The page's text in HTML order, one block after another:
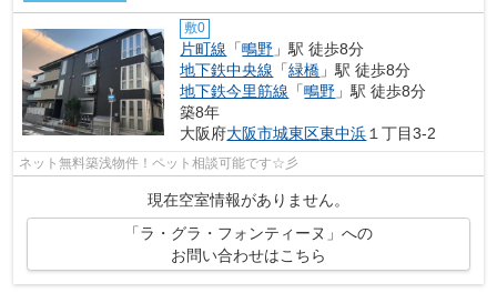
敷0
片町線 「鴫野 」駅 徒歩8分
地下鉄中央線 「緑橋 」駅 徒歩8分
地下鉄今里筋線 「鴫野 」駅 徒歩8分
築8年
大阪府大阪市城東区東中浜１丁目3-2
ネット無料築浅物件！ペット相談可能です☆彡
現在空室情報がありません。
「ラ・グラ・フォンティーヌ」への
お問い合わせはこちら